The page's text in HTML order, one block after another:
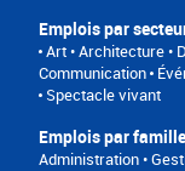
Emplois par
Art • Architecture •
Communication
Spectacle vivant
Emplois par
Administration •